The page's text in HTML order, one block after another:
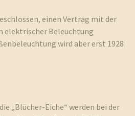
einen Vertrag mit der
elektrischer Beleuchtung
wird aber erst 1928
„Blücher-Eiche“ werden bei der